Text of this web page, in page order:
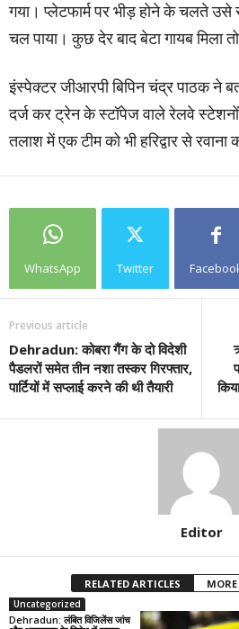
गया। प्लेटफार्म पर भीड़ होने के चलते
चल पाया। कुछ देर बाद बेटा गायब मिला
इंस्पेक्टर जीआरपी बिपिन चंद्र पाठक ने
दर्ज कर ट्रेन के स्टॉपेज वाले रेलवे
तलाश में एक टीम को भी हरिद्वार से रवाना
WhatsApp Twitter
Previous article
Dehradun: कोबरा गैंग के दो विदेशी
पैडलरों समेत तीन नशा तस्कर गिरफ्तार,
पार्टियों में सप्लाई करने की थी तैयारी
Editor
RELATED ARTICLES
Uncategorized
Dehradun: लंबित विजिलेंस जांच